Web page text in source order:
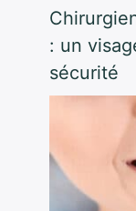
: un
sécurité